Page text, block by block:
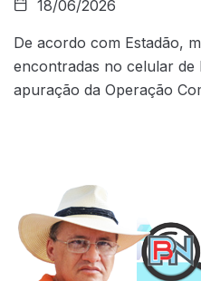
18/06/2026
De acordo com Estadão,
encontradas no celular de
apuração da Operação